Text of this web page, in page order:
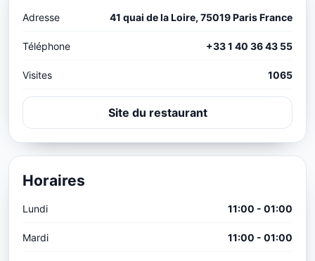
Adresse 41 quai de la Loire, 75019 Paris France
Téléphone +33 1 40 36 43 55
Visites 1065
Site du restaurant
Horaires
Lundi 11:00 - 01:00
Mardi 11:00 - 01:00